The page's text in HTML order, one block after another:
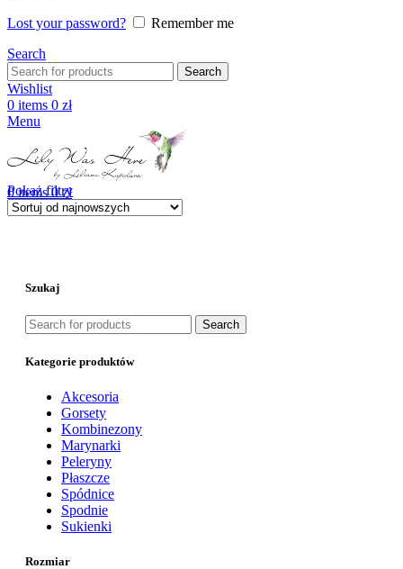
Lost your password?
Remember me
Search
Search
Wishlist
0 items 0 zł
Menu
0items 0zł
Pokaż filtry
Szukaj
Search
Kategorie produktów
Akcesoria
Gorsety
Kombinezony
Marynarki
Peleryny
Płaszcze
Spódnice
Spodnie
Sukienki
Rozmiar